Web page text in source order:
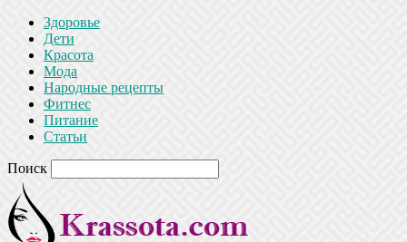
Здоровье
Дети
Красота
Мода
Народные рецепты
Фитнес
Питание
Статьи
Поиск